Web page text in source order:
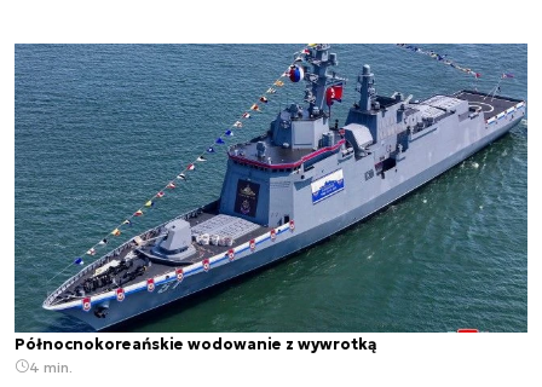
Północnokoreańskie wodowanie z wywrotką
4 min.